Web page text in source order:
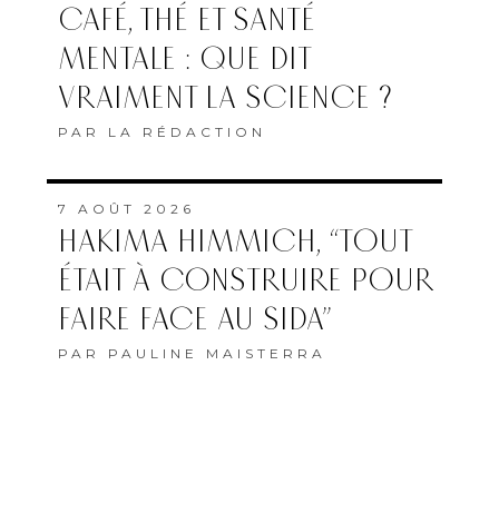
CAFÉ, THÉ ET SANTÉ
MENTALE : QUE DIT
VRAIMENT LA SCIENCE ?
PAR LA RÉDACTION
7 AOÛT 2026
HAKIMA HIMMICH, “TOUT
ÉTAIT À CONSTRUIRE POUR
FAIRE FACE AU SIDA”
PAR PAULINE MAISTERRA